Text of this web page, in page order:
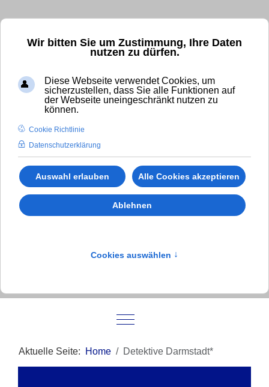
Wir bitten Sie um Zustimmung, Ihre Daten
nutzen zu dürfen.
Diese Webseite verwendet Cookies, um
sicherzustellen, dass Sie alle Funktionen auf
der Webseite uneingeschränkt nutzen zu
können.
Cookie Richtlinie
Datenschutzerklärung
Auswahl erlauben Alle Cookies akzeptieren
Ablehnen
Cookies auswählen ↑
✆ 0800 - 11 007 00
International Calls (gebührenpflichtig):
✆+49 (0)8294 - 80 41 38
Mobile Menu Toggle
Aktuelle Seite: Home Detektive Darmstadt*